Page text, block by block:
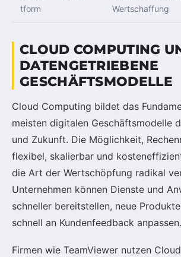
tform
Wertschaffung
CLOUD COMPUTING
DATENGETRIEBENE
GESCHÄFTSMODELLE
Cloud Computing bildet das
meisten digitalen Geschäftsmodelle
und Zukunft. Die Möglichkeit,
flexibel, skalierbar und
die Art der Wertschöpfung radikal
Unternehmen können Dienste und
schneller bereitstellen, neue
schnell an Kundenfeedback anpassen.
Firmen wie TeamViewer nutzen